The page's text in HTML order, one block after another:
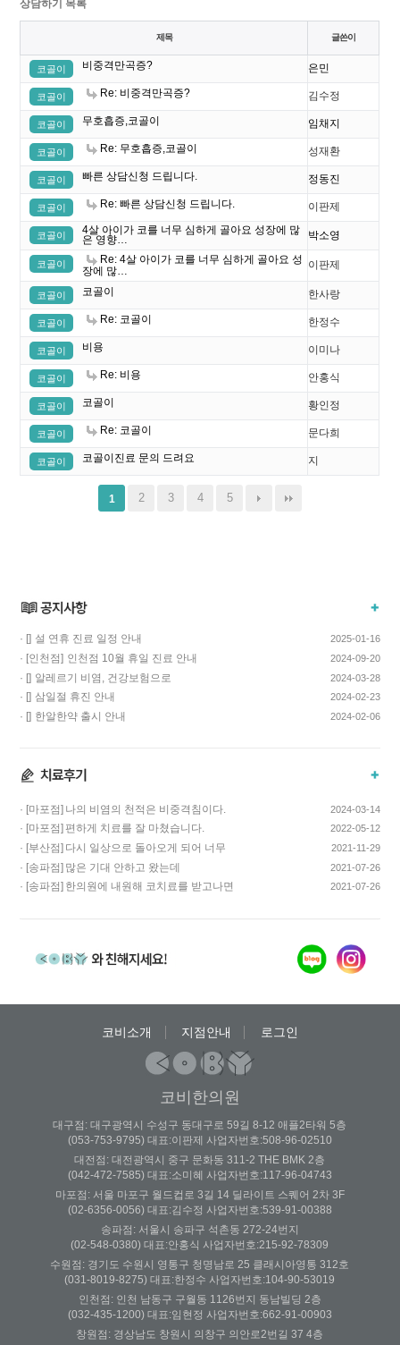
상담하기 목록
제목 글쓴이
코골이 비중격만곡증? 은민
코골이 Re: 비중격만곡증? 김수정
코골이 무호흡증,코골이 임채지
코골이 Re: 무호흡증,코골이 성재환
코골이 빠른 상담신청 드립니다. 정동진
코골이 Re: 빠른 상담신청 드립니다. 이판제
코골이 4살 아이가 코를 너무 심하게 골아요 성장에 많
은 영향… 박소영
코골이
Re: 4살 아이가 코를 너무 심하게 골아요 성
장에 많…
이판제
코골이 코골이 한사랑
코골이 Re: 코골이 한정수
코골이 비용 이미나
코골이 Re: 비용 안홍식
코골이 코골이 황인정
코골이 Re: 코골이 문다희
코골이 코골이진료 문의 드려요 지
1 2 3 4 5
· [] 설 연휴 진료 일정 안내 2025-01-16
· [인천점] 인천점 10월 휴일 진료 안내 2024-09-20
· [] 알레르기 비염, 건강보험으로
치료하고 비용…
2024-03-28
· [] 삼일절 휴진 안내 2024-02-23
· [] 한알한약 출시 안내 2024-02-06
· [마포점] 나의 비염의 천적은 비중격침이다. 2024-03-14
· [마포점] 편하게 치료를 잘 마쳤습니다. 2022-05-12
· [부산점] 다시 일상으로 돌아오게 되어 너무
기쁩니다…
2021-11-29
· [송파점] 많은 기대 안하고 왔는데
코스요리처럼 이어…
2021-07-26
· [송파점] 한의원에 내원해 코치료를 받고나면
2021-07-26
코비소개 지점안내 로그인
코비한의원
대구점: 대구광역시 수성구 동대구로 59길 8-12 애플2타워 5층
(053-753-9795) 대표:이판제 사업자번호:508-96-02510
대전점: 대전광역시 중구 문화동 311-2 THE BMK 2층
(042-472-7585) 대표:소미혜 사업자번호:117-96-04743
마포점: 서울 마포구 월드컵로 3길 14 딜라이트 스퀘어 2차 3F
(02-6356-0056) 대표:김수정 사업자번호:539-91-00388
송파점: 서울시 송파구 석촌동 272-24번지
(02-548-0380) 대표:안홍식 사업자번호:215-92-78309
수원점: 경기도 수원시 영통구 청명남로 25 클래시아영통 312호
(031-8019-8275) 대표:한정수 사업자번호:104-90-53019
인천점: 인천 남동구 구월동 1126번지 동남빌딩 2층
(032-435-1200) 대표:임현정 사업자번호:662-91-00903
창원점: 경상남도 창원시 의창구 의안로2번길 37 4층